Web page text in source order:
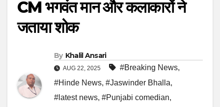
CM भगवंत मान और कलाकारों ने
जताया शोक
By Khalil Ansari
AUG 22, 2025 #Breaking News,
#Hinde News, #Jaswinder Bhalla,
#latest news, #Punjabi comedian,